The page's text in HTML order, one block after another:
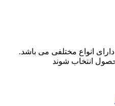
انواع مختلفی می باشد.
انتخاب شوند